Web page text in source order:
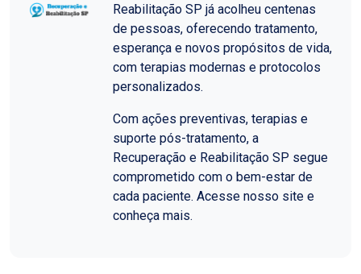
Reabilitação SP já acolheu centenas
de pessoas, oferecendo tratamento,
esperança e novos propósitos de vida,
com terapias modernas e protocolos
personalizados.
Com ações preventivas, terapias e
suporte pós-tratamento, a
Recuperação e Reabilitação SP segue
comprometido com o bem-estar de
cada paciente. Acesse nosso site e
conheça mais.